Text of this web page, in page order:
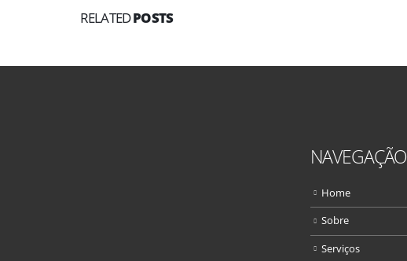
RELATEDPOSTS
NAVEGAÇÃO
Home
Sobre
Serviços